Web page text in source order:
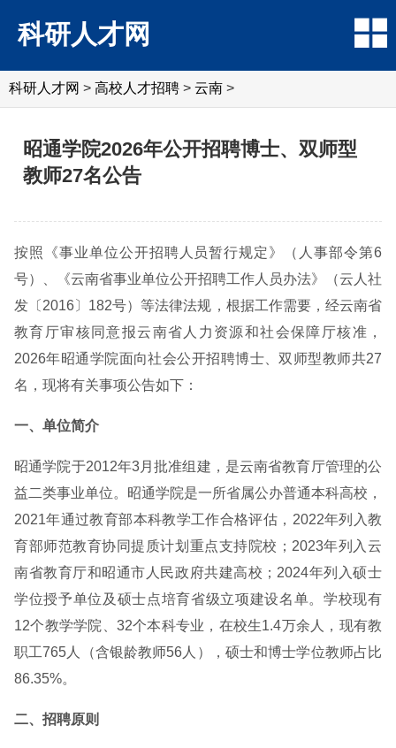
科研人才网
科研人才网 > 高校人才招聘 > 云南 >
昭通学院2026年公开招聘博士、双师型
教师27名公告
按照《事业单位公开招聘人员暂行规定》（人事部令第6
号）、《云南省事业单位公开招聘工作人员办法》（云人社
发〔2016〕182号）等法律法规，根据工作需要，经云南省
教育厅审核同意报云南省人力资源和社会保障厅核准，
2026年昭通学院面向社会公开招聘博士、双师型教师共27
名，现将有关事项公告如下：
一、单位简介
昭通学院于2012年3月批准组建，是云南省教育厅管理的公
益二类事业单位。昭通学院是一所省属公办普通本科高校，
2021年通过教育部本科教学工作合格评估，2022年列入教
育部师范教育协同提质计划重点支持院校；2023年列入云
南省教育厅和昭通市人民政府共建高校；2024年列入硕士
学位授予单位及硕士点培育省级立项建设名单。学校现有
12个教学学院、32个本科专业，在校生1.4万余人，现有教
职工765人（含银龄教师56人），硕士和博士学位教师占比
86.35%。
二、招聘原则